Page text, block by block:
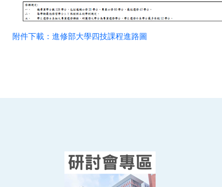
附件下載：進修部大學四技課程進路圖